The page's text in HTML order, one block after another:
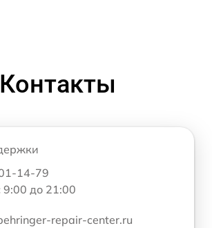
Контакты
14-79
до 21:00
repair-center.ru